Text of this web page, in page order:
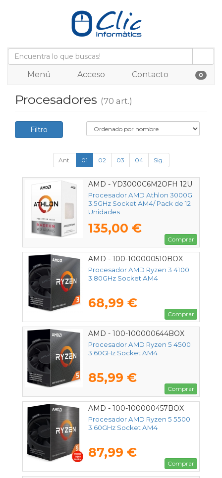
Menú Acceso Contacto 0
Procesadores (70 art.)
Filtro
Ant. 01 02 03 04 Sig.
AMD - YD3000C6M2OFH 12U
Procesador AMD Athlon 3000G
3.5GHz Socket AM4/ Pack de 12
Unidades
135,00 €
Comprar
AMD - 100-100000510BOX
Procesador AMD Ryzen 3 4100
3.80GHz Socket AM4
68,99 €
Comprar
AMD - 100-100000644BOX
Procesador AMD Ryzen 5 4500
3.60GHz Socket AM4
85,99 €
Comprar
AMD - 100-100000457BOX
Procesador AMD Ryzen 5 5500
3.60GHz Socket AM4
87,99 €
Comprar